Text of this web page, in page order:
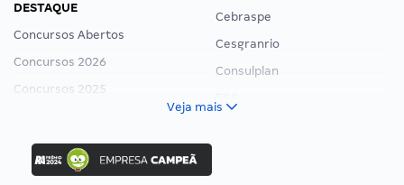
DESTAQUE
Concursos Abertos
Concursos 2026
Concursos 2025
Concurso Ibama
Concurso MPU
Cebraspe
Cesgranrio
Consulplan
Veja mais